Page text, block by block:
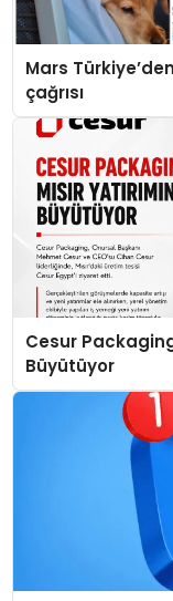
Mars
çağrısı
Cesur
Büyütüyor